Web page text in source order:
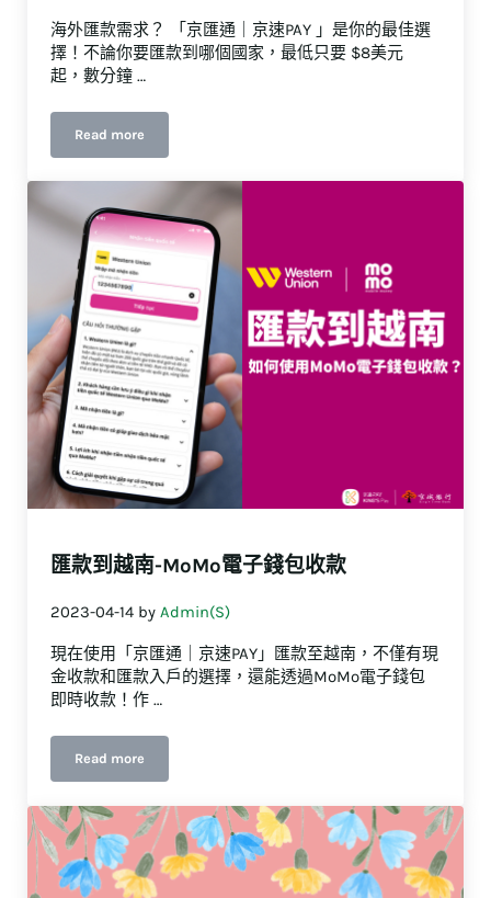
海外匯款需求？ 「京匯通｜京速PAY 」是你的最佳選
擇！不論你要匯款到哪個國家，最低只要 $8美元
起，數分鐘 …
Read more2023年新戶有禮真好！新戶最高送$600
匯款到越南-MoMo電子錢包收款
2023-04-14 byAdmin(S)
現在使用「京匯通｜京速PAY」匯款至越南，不僅有現
金收款和匯款入戶的選擇，還能透過MoMo電子錢包
即時收款！作 …
Read more匯款到越南-MoMo電子錢包收款